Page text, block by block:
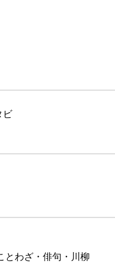
ビ
とわざ・俳句・川柳